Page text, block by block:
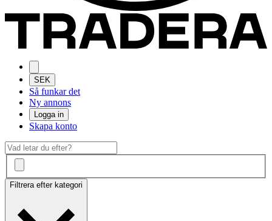
SEK
Så funkar det
Ny annons
Logga in
Skapa konto
Filtrera efter kategori